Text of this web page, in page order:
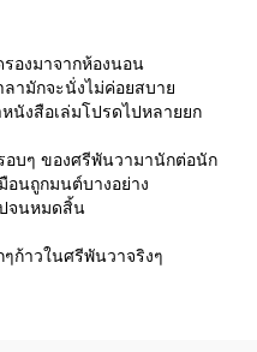
องมาจากห้องนอน
ลามักจะนั่งไม่ค่อยสบา
งสือเล่มโปรดไปหลายยก
บๆ ของศรีพันวามานักต่อนัก
นถูกมนต์บางอย่าง
ปจนหมดสิ้น
ก้าวในศรีพันวาจริงๆ